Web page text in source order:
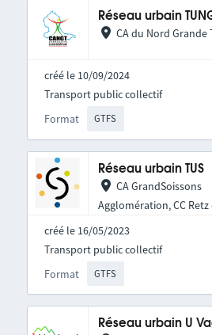
Réseau urbain
CA du Nord Grande
créé le 10/09/2024
Format GTFS
Transport public collectif
Réseau urbain TUS
CA GrandSoissons
Agglomération, CC Retz
créé le 16/05/2023
Format GTFS
Transport public collectif
Réseau urbain U